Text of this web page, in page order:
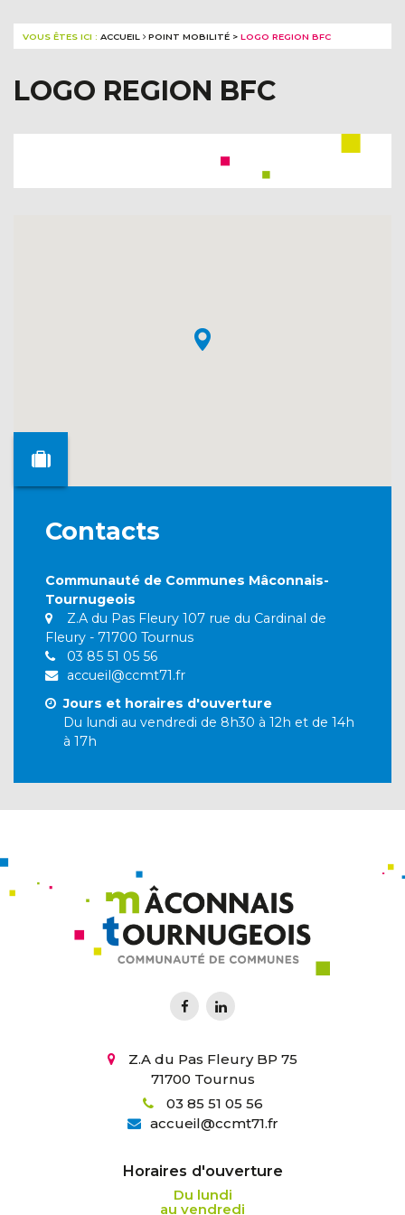
VOUS ÊTES ICI : ACCUEIL POINT MOBILITÉ > LOGO REGION BFC
LOGO REGION BFC
Contacts
Communauté de Communes Mâconnais-
Tournugeois
Z.A du Pas Fleury 107 rue du Cardinal de
Fleury - 71700 Tournus
03 85 51 05 56
accueil@ccmt71.fr
Jours et horaires d'ouverture
Du lundi au vendredi de 8h30 à 12h et de 14h
à 17h
Z.A du Pas Fleury BP 75
71700 Tournus
03 85 51 05 56
accueil@ccmt71.fr
Horaires d'ouverture
Du lundi
au vendredi